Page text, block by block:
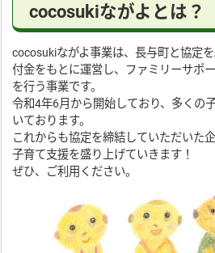
cocosukiながよとは？
cocosukiながよ事業は、長与町と協定
付金をもとに運営し、ファミリーサポ
を行う事業です。
令和4年6月から開始しており、多くの
いております。
これからも協定を締結していただいた
子育て支援を盛り上げていきます！
ぜひ、ご利用ください。